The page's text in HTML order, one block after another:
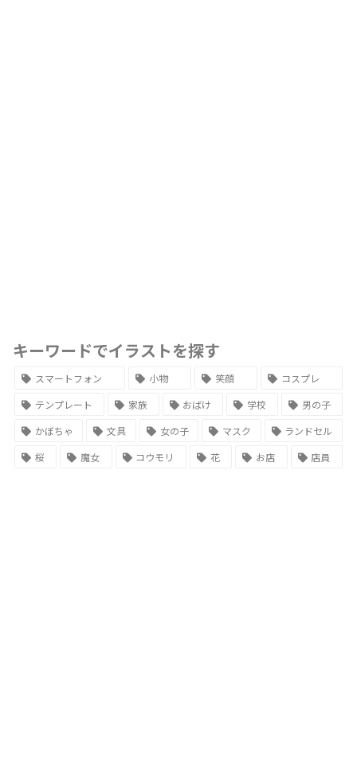
キーワードでイラストを探す
スマートフォン 小物 笑顔
コスプレ
テンプレート
家族 おばけ 学校
男の子
かぼちゃ
文具 女の子 マスク
ランドセル
桜
魔女 コウモリ 花 お店 店員